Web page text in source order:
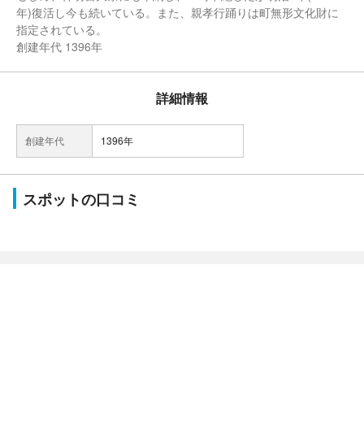
年)復活し今も続いている。また、親孝行踊りは町無形文化財に
指定されている。
創建年代 1396年
詳細情報
創建年代 1396年
スポットの口コミ